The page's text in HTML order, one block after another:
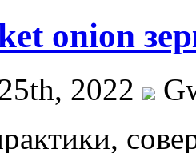
onion
2022